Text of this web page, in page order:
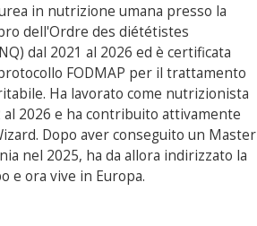
in nutrizione umana presso la
dell'Ordre des diététistes
dal 2021 al 2026 ed è certificata
FODMAP per il trattamento
Ha lavorato come nutrizionista
al 2026 e ha contribuito attivamente
Dopo aver conseguito un Master
nel 2025, ha da allora indirizzato la
e ora vive in Europa.